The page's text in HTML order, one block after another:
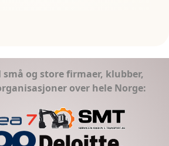
og store firmaer, klubber,
over hele Norge: